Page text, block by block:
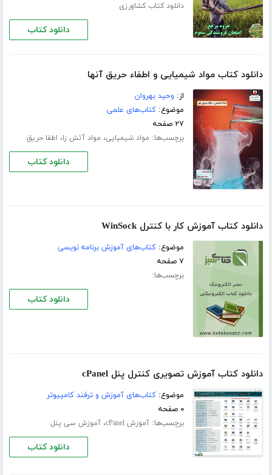
دانلود کتاب کشاورزی
دانلود کتاب
دانلود کتاب مواد شیمیایی و اطفاء حریق آنها
از: وحید بهروان
موضوع:کتاب‌های علمی
۲۷ صفحه
برچسب‌ها: مواد شیمیایی، مواد آتش زا، اطفا حریق
دانلود کتاب
دانلود کتاب آموزش کار با کنترل WinSock
موضوع:کتاب‌های آموزش برنامه نویسی
۷ صفحه
برچسب‌ها:
دانلود کتاب
دانلود کتاب آموزش تصویری کنترل پنل cPanel
موضوع:کتاب‌های آموزش و ترفند کامپیوتر
۰ صفحه
برچسب‌ها:آموزش cPanel ،آموزش سی پنل
دانلود کتاب